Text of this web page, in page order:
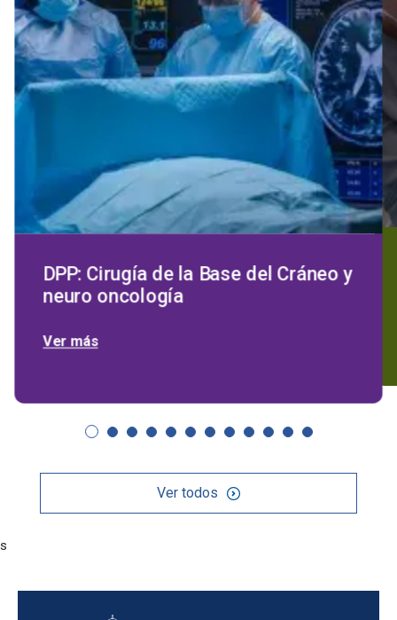
DPP: Cirugía de la Base del Cráneo y
neuro oncología
Ver más
Ver todos
s